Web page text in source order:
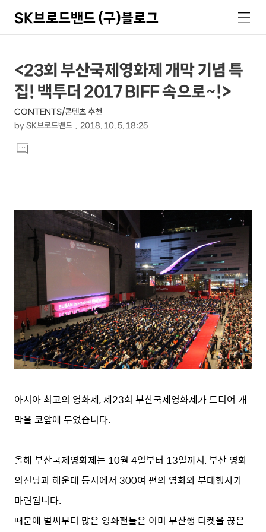
SK브로드밴드 (구)블로그
색
메
뉴
상
세
컨
텐
츠
본
문
제
목
<23회 부산국제영화제 개막 기념 특
집! 백투더 2017 BIFF 속으로~!>
CONTENTS/콘텐츠 추천
by SK브로드밴드 2018. 10. 5. 18:25
문
댓
글
아시아 최고의 영화제, 제23회 부산국제영화제가 드디어 개
막을 코앞에 두었습니다.
올해 부산국제영화제는 10월 4일부터 13일까지, 부산 영화
의전당과 해운대 등지에서 300여 편의 영화와 부대행사가
마련됩니다.
때문에 벌써부터 많은 영화팬들은 이미 부산행 티켓을 끊은